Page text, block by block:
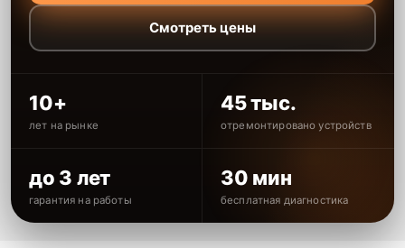
Смотреть цены
10+
лет на рынке
45 тыс.
отремонтировано устройств
до 3 лет
гарантия на работы
30 мин
бесплатная диагностика